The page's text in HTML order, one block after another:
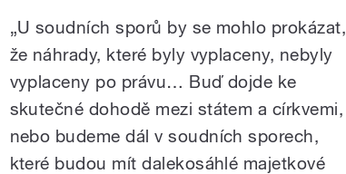
„U soudních sporů by se mohlo prokázat,
že náhrady, které byly vyplaceny, nebyly
vyplaceny po právu… Buď dojde ke
skutečné dohodě mezi státem a církvemi,
nebo budeme dál v soudních sporech,
které budou mít dalekosáhlé majetkové